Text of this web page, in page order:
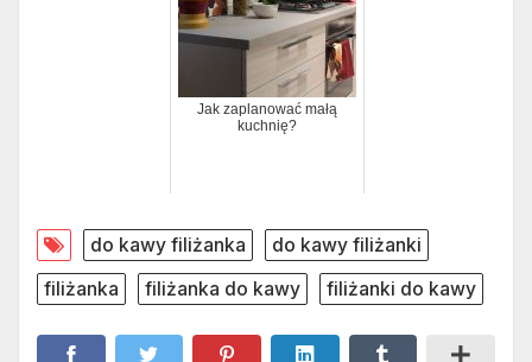
Jak zaplanować małą
kuchnię?
do kawy filiżanka
do kawy filiżanki
filiżanka
filiżanka do kawy filiżanki do kawy